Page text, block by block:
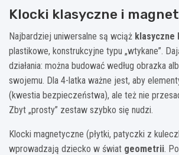
Klocki klasyczne i
Najbardziej uniwersalne są wciąż klasyczne
plastikowe, konstrukcyjne typu „wtykane”.
działania: można budować według obrazka
swojemu. Dla 4-latka ważne jest, aby
(kwestia bezpieczeństwa), ale też nie
Zbyt „prosty” zestaw szybko się nudzi.
Klocki magnetyczne (płytki, patyczki z
wprowadzają dziecko w świat geometrii.